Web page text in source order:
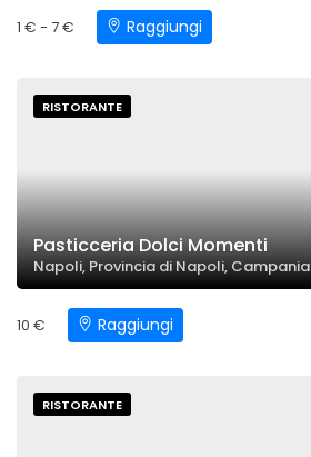
1 € - 7 € Raggiungi
RISTORANTE
Pasticceria Dolci Momenti
Napoli, Provincia di Napoli, Campania
10 € Raggiungi
RISTORANTE